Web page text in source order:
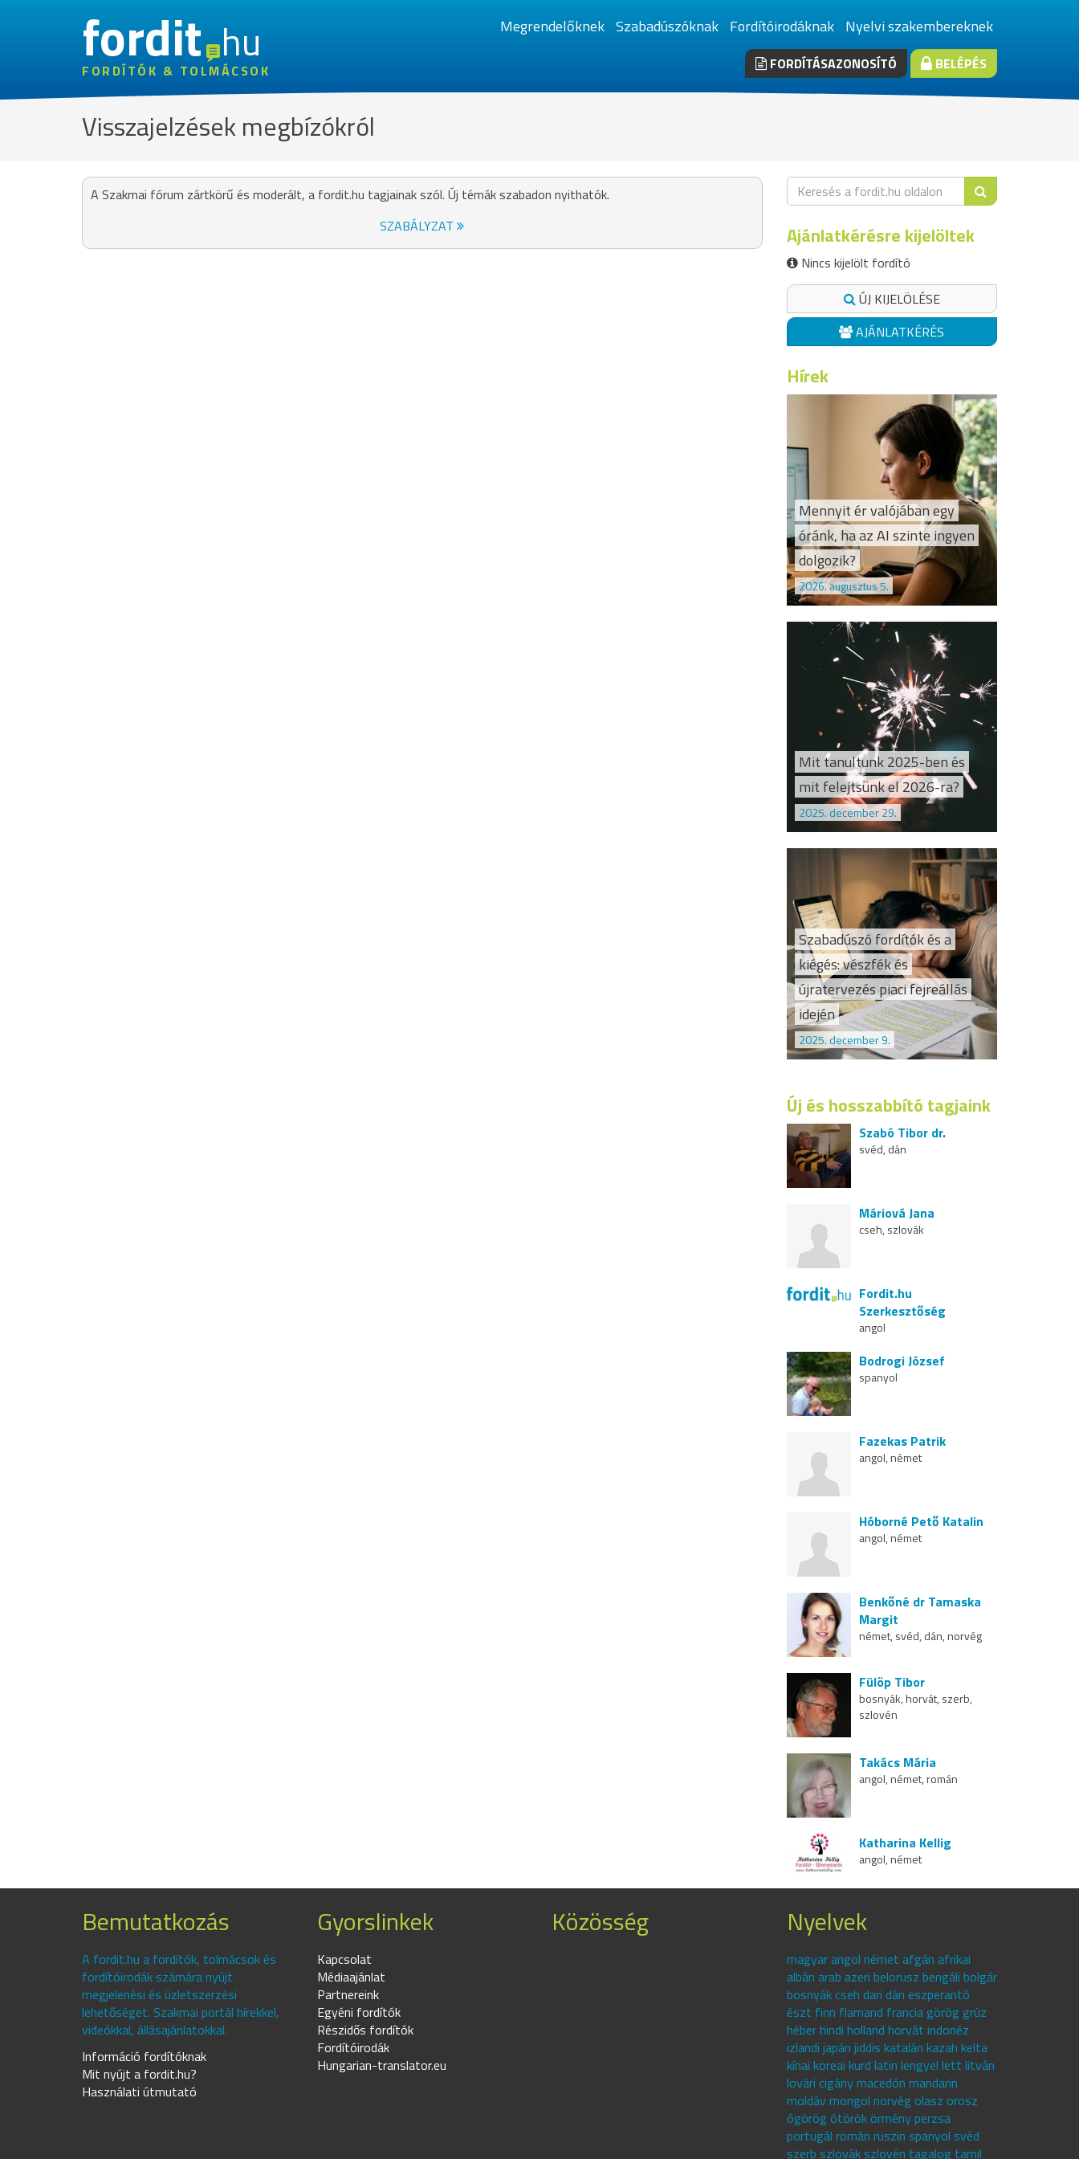
fordithu
FORDÍTÓK & TOLMÁCSOK
Megrendelőknek Szabadúszóknak Fordítóirodáknak Nyelvi szakembereknek
FORDÍTÁSAZONOSÍTÓ BELÉPÉS
Visszajelzések megbízókról
A Szakmai fórum zártkörű és moderált, a fordit.hu tagjainak szól. Új témák szabadon nyithatók.
SZABÁLYZAT
Ajánlatkérésre kijelöltek
Nincs kijelölt fordító
ÚJ KIJELÖLÉSE
AJÁNLATKÉRÉS
Hírek
Mennyit ér valójában egy
óránk, ha az AI szinte ingyen
dolgozik?
2026. augusztus 5.
Mit tanultunk 2025-ben és
mit felejtsünk el 2026-ra?
2025. december 29.
Szabadúszó fordítók és a
kiégés: vészfék és
újratervezés piaci fejreállás
idején
2025. december 9.
Új és hosszabbító tagjaink
Szabó Tibor dr.
svéd, dán
Máriová Jana
cseh, szlovák
Fordit.hu
Szerkesztőség
angol
Bodrogi József
spanyol
Fazekas Patrik
angol, német
Hóborné Pető Katalin
angol, német
Benkőné dr Tamaska
Margit
német, svéd, dán, norvég
Fülöp Tibor
bosnyák, horvát, szerb,
szlovén
Takács Mária
angol, német, román
Katharina Kellig
angol, német
Bemutatkozás
A fordit.hu a fordítók, tolmácsok és
fordítóirodák számára nyújt
megjelenési és üzletszerzési
lehetőséget. Szakmai portál hírekkel,
videókkal, állásajánlatokkal.
Információ fordítóknak
Mit nyújt a fordit.hu?
Használati útmutató
Gyorslinkek
Kapcsolat
Médiaajánlat
Partnereink
Egyéni fordítók
Részidős fordítók
Fordítóirodák
Hungarian-translator.eu
Közösség Nyelvek
magyar angol német afgán afrikai
albán arab azeri belorusz bengáli bolgár
bosnyák cseh dari dán eszperantó
észt finn flamand francia görög grúz
héber hindi holland horvát indonéz
izlandi japán jiddis katalán kazah kelta
kínai koreai kurd latin lengyel lett litván
lovári cigány macedón mandarin
moldáv mongol norvég olasz orosz
ógörög ótörök örmény perzsa
portugál román ruszin spanyol svéd
szerb szlovák szlovén tagalog tamil